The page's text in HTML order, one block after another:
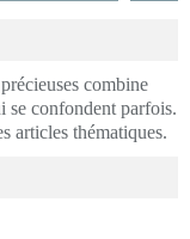
combine
se confondent parfois.
articles thématiques.